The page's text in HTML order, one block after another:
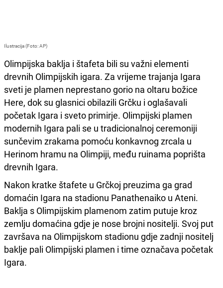
Ilustracija (Foto: AP)
Olimpijska baklja i štafeta bili su važni elementi
drevnih Olimpijskih igara. Za vrijeme trajanja Igara
sveti je plamen neprestano gorio na oltaru božice
Here, dok su glasnici obilazili Grčku i oglašavali
početak Igara i sveto primirje. Olimpijski plamen
modernih Igara pali se u tradicionalnoj ceremoniji
sunčevim zrakama pomoću konkavnog zrcala u
Herinom hramu na Olimpiji, među ruinama poprišta
drevnih Igara.
Nakon kratke štafete u Grčkoj preuzima ga grad
domaćin Igara na stadionu Panathenaiko u Ateni.
Baklja s Olimpijskim plamenom zatim putuje kroz
zemlju domaćina gdje je nose brojni nositelji. Svoj put
završava na Olimpijskom stadionu gdje zadnji nositelj
baklje pali Olimpijski plamen i time označava početak
Igara.